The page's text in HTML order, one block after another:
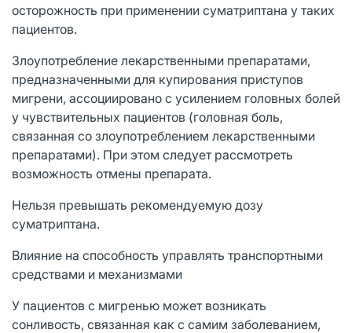
осторожность при применении суматриптана у таких
пациентов.
Злоупотребление лекарственными препаратами,
предназначенными для купирования приступов
мигрени, ассоциировано с усилением головных болей
у чувствительных пациентов (головная боль,
связанная со злоупотреблением лекарственными
препаратами). При этом следует рассмотреть
возможность отмены препарата.
Нельзя превышать рекомендуемую дозу
суматриптана.
Влияние на способность управлять транспортными
средствами и механизмами
У пациентов с мигренью может возникать
сонливость, связанная как с самим заболеванием,